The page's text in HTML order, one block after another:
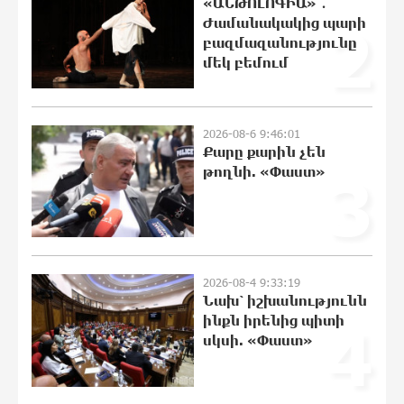
Հայհիդրոմետի տնօրենը գրել է
22:25:11 8-08-2026
Արտակարգ դեպք՝ Երևանում․ կոտրել
են «Հույս բոլոր մարդկանց»
հիմնադրամի շենքի պատուհաններն
Ալիևն ու Թրամփը հեռախոսազրույց
են ունեցել
21:48:41 8-08-2026
2
Ժամանակակից պարի
բազմազանությունը
մեկ բեմում
2026-08-6 9:46:01
Քարը քարին չեն
թողնի. «Փաստ»
4
2026-08-4 9:33:19
Նախ՝ իշխանությունն
ինքն իրենից պիտի
սկսի. «Փաստ»